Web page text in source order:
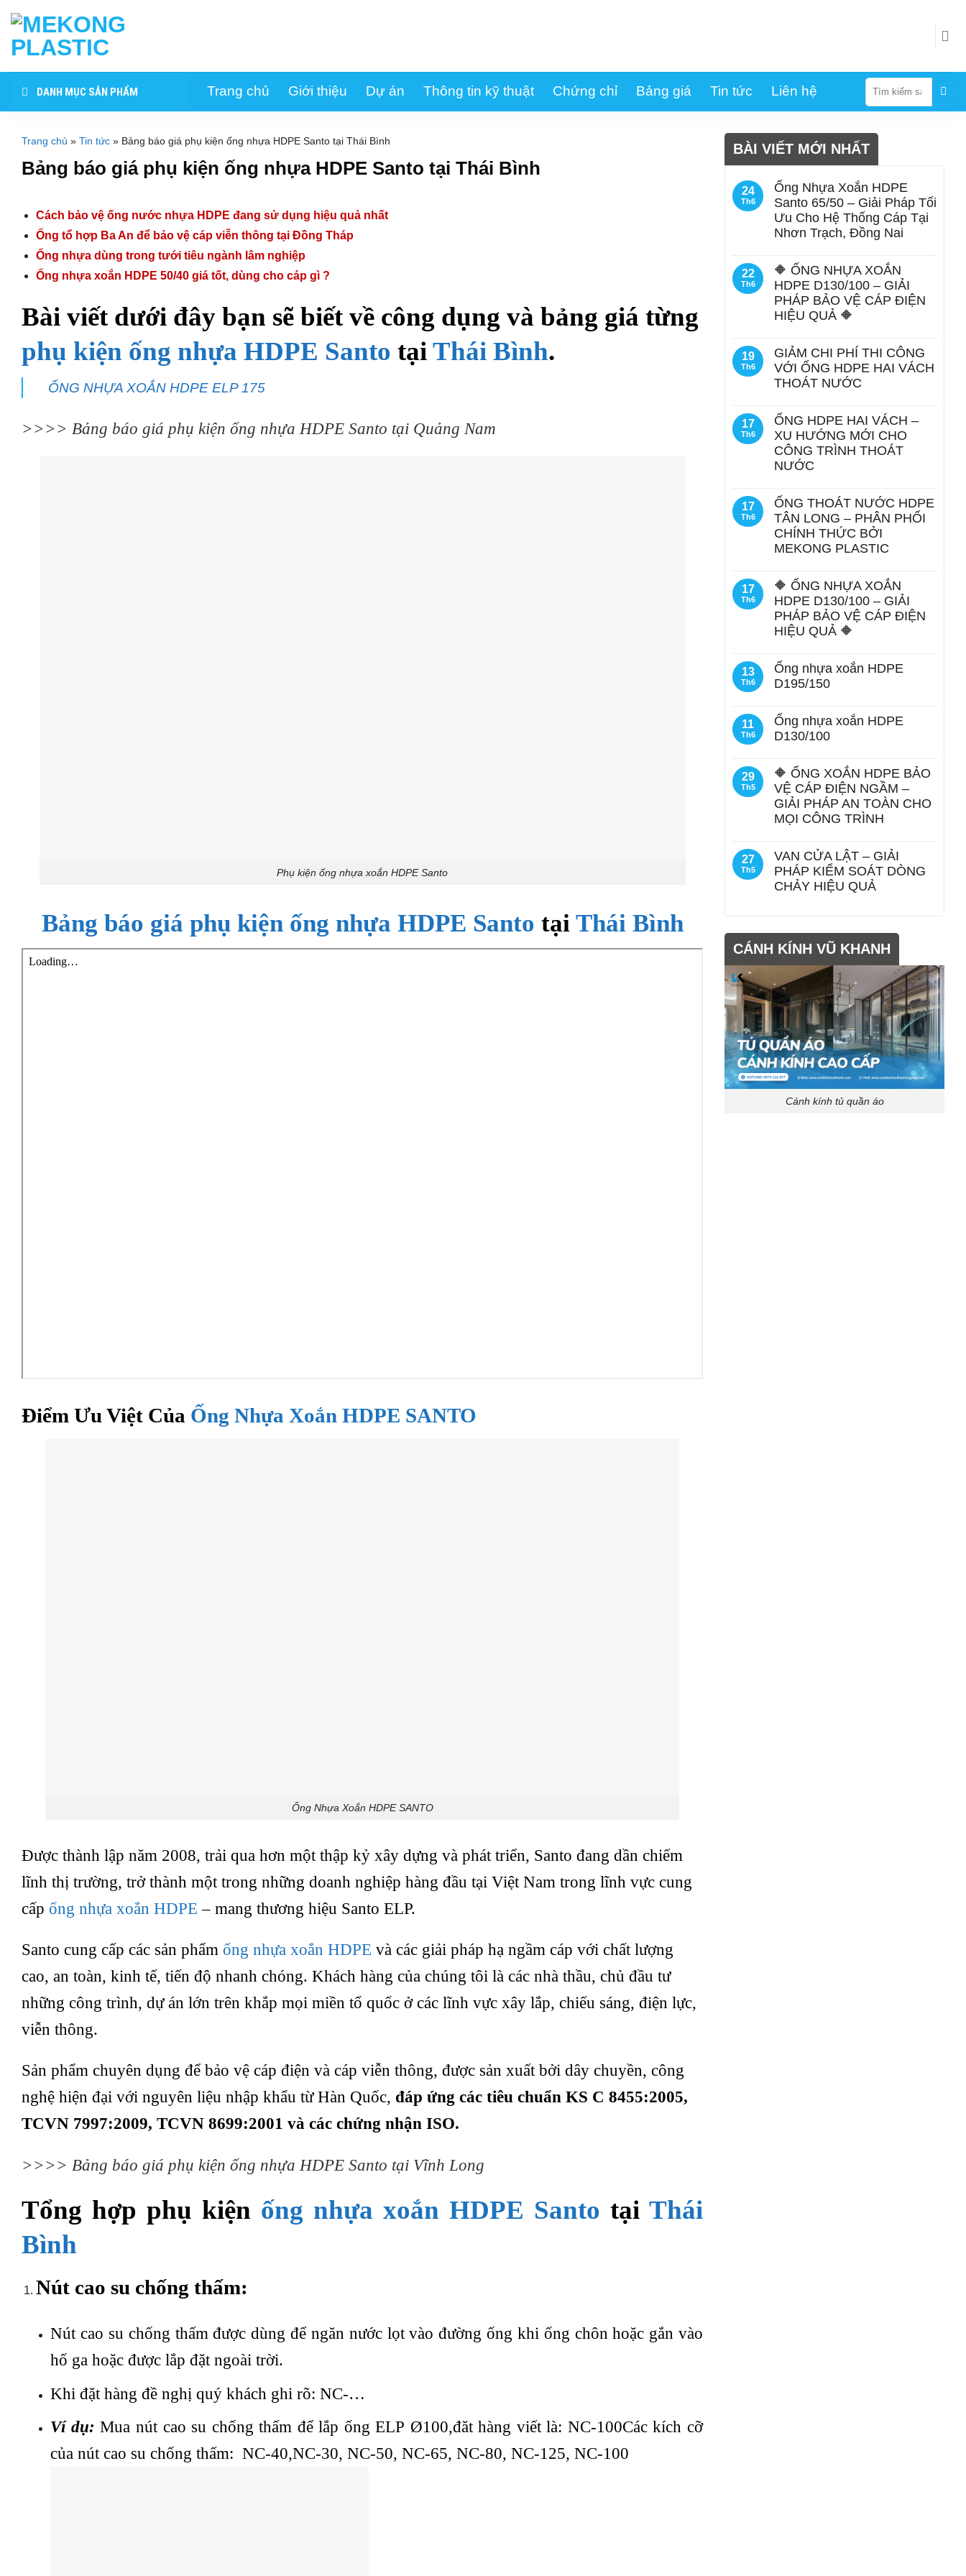
content
DANH MỤC SẢN PHẨM Trang chủ Giới thiệu Dự án Thông tin kỹ thuật Chứng chỉ Bảng giá Tin tức Liên hệ
Tìm
kiếm:
Trang chủ » Tin tức » Bảng báo giá phụ kiện ống nhựa HDPE Santo tại Thái Bình
Bảng báo giá phụ kiện ống nhựa HDPE Santo tại Thái Bình
Cách bảo vệ ống nước nhựa HDPE đang sử dụng hiệu quả nhất
Ống tổ hợp Ba An để bảo vệ cáp viễn thông tại Đồng Tháp
Ống nhựa dùng trong tưới tiêu ngành lâm nghiệp
Ống nhựa xoắn HDPE 50/40 giá tốt, dùng cho cáp gì ?
Bài viết dưới đây bạn sẽ biết về công dụng và bảng giá từng
phụ kiện ống nhựa HDPE Santo tạiThái Bình.
ỐNG NHỰA XOẮN HDPE ELP 175
>>>> Bảng báo giá phụ kiện ống nhựa HDPE Santo tại Quảng Nam
Phụ kiện ống nhựa xoắn HDPE Santo
Bảng báo giá phụ kiện ống nhựa HDPE Santo tại Thái Bình
Điểm Ưu Việt Của Ống Nhựa Xoắn HDPE SANTO
Ống Nhựa Xoắn HDPE SANTO
Được thành lập năm 2008, trải qua hơn một thập kỷ xây dựng và phát triển, Santo đang dần chiếm
lĩnh thị trường, trở thành một trong những doanh nghiệp hàng đầu tại Việt Nam trong lĩnh vực cung
cấp ống nhựa xoắn HDPE – mang thương hiệu Santo ELP.
Santo cung cấp các sản phẩm ống nhựa xoắn HDPE và các giải pháp hạ ngầm cáp với chất lượng
cao, an toàn, kinh tế, tiến độ nhanh chóng. Khách hàng của chúng tôi là các nhà thầu, chủ đầu tư
những công trình, dự án lớn trên khắp mọi miền tổ quốc ở các lĩnh vực xây lắp, chiếu sáng, điện lực,
viễn thông.
Sản phẩm chuyên dụng để bảo vệ cáp điện và cáp viễn thông, được sản xuất bởi dây chuyền, công
nghệ hiện đại với nguyên liệu nhập khẩu từ Hàn Quốc, đáp ứng các tiêu chuẩn KS C 8455:2005,
TCVN 7997:2009, TCVN 8699:2001 và các chứng nhận ISO.
>>>> Bảng báo giá phụ kiện ống nhựa HDPE Santo tại Vĩnh Long
Tổng hợp phụ kiện ống nhựa xoắn HDPE Santo tại Thái
Bình
Nút cao su chống thấm:
Nút cao su chống thấm được dùng để ngăn nước lọt vào đường ống khi ống chôn hoặc gắn vào
hố ga hoặc được lắp đặt ngoài trời.
Khi đặt hàng đề nghị quý khách ghi rõ: NC-…
Ví dụ: Mua nút cao su chống thấm để lắp ống ELP Ø100,đăt hàng viết là: NC-100Các kích cỡ
của nút cao su chống thấm: NC-40,NC-30, NC-50, NC-65, NC-80, NC-125, NC-100
BÀI VIẾT MỚI NHẤT
24
Th6
Ống Nhựa Xoắn HDPE
Santo 65/50 – Giải Pháp Tối
Ưu Cho Hệ Thống Cáp Tại
Nhơn Trạch, Đồng Nai
22
Th6
🔶 ỐNG NHỰA XOẮN
HDPE D130/100 – GIẢI
PHÁP BẢO VỆ CÁP ĐIỆN
HIỆU QUẢ 🔶
19
Th6
GIẢM CHI PHÍ THI CÔNG
VỚI ỐNG HDPE HAI VÁCH
THOÁT NƯỚC
17
Th6
ỐNG HDPE HAI VÁCH –
XU HƯỚNG MỚI CHO
CÔNG TRÌNH THOÁT
NƯỚC
17
Th6
ỐNG THOÁT NƯỚC HDPE
TÂN LONG – PHÂN PHỐI
CHÍNH THỨC BỞI
MEKONG PLASTIC
17
Th6
🔶 ỐNG NHỰA XOẮN
HDPE D130/100 – GIẢI
PHÁP BẢO VỆ CÁP ĐIỆN
HIỆU QUẢ 🔶
13
Th6
Ống nhựa xoắn HDPE
D195/150
11
Th6
Ống nhựa xoắn HDPE
D130/100
29
Th5
🔶 ỐNG XOẮN HDPE BẢO
VỆ CÁP ĐIỆN NGẦM –
GIẢI PHÁP AN TOÀN CHO
MỌI CÔNG TRÌNH
27
Th5
VAN CỬA LẬT – GIẢI
PHÁP KIỂM SOÁT DÒNG
CHẢY HIỆU QUẢ
CÁNH KÍNH VŨ KHANH
Cánh kính tủ quần áo